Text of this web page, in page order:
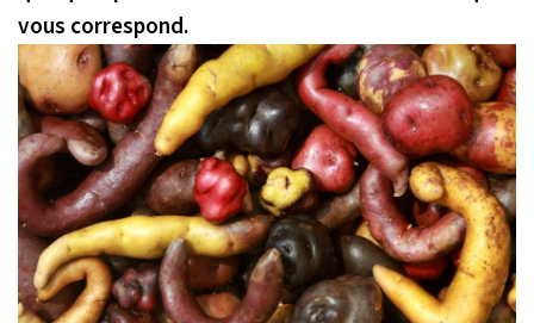
vous correspond.